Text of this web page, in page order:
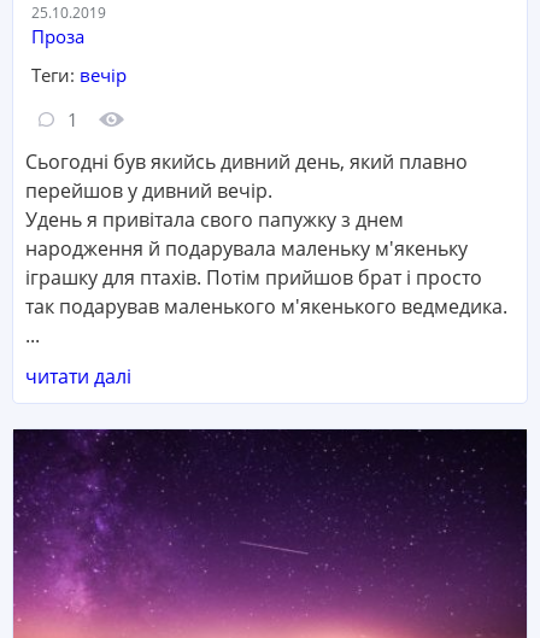
Дата:
25.10.2019
Категорія:
Проза
Теги: вечір
Кількість коментарів:
1 Кількість переглядів:
Сьогодні був якийсь дивний день, який плавно
перейшов у дивний вечір.
Удень я привітала свого папужку з днем
народження й подарувала маленьку м'якеньку
іграшку для птахів. Потім прийшов брат і просто
так подарував маленького м'якенького ведмедика.
...
читати далі